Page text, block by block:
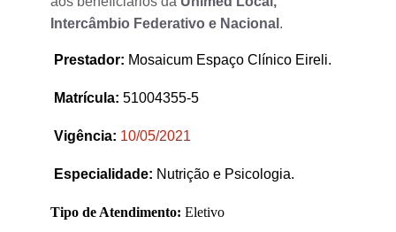
Intercâmbio Federativo e Nacional .
Prestador: Mosaicum Espaço Clínico Eireli.
Matrícula: 51004355-5
Vigência: 10/05/2021
Especialidade: Nutrição e Psicologia.
Tipo de Atendimento: Eletivo